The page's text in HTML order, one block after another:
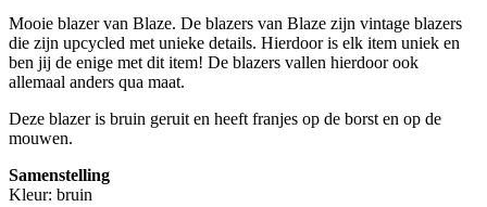
Mooie blazer van Blaze. De blazers van Blaze zijn vintage blazers
die zijn upcycled met unieke details. Hierdoor is elk item uniek en
ben jij de enige met dit item! De blazers vallen hierdoor ook
allemaal anders qua maat.
Deze blazer is bruin geruit en heeft franjes op de borst en op de
mouwen.
Samenstelling
Kleur: bruin